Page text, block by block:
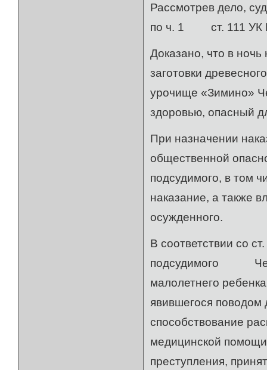
Рассмотрев дело,
по ч. 1 ст. 111 УК
Доказано, что в
заготовки
урочище «Зимино»
здоровью, опасный
При назначении
общественной
подсудимого, в том
наказание, а также
осужденного.
В соответствии со
подсудимого
малолетнего
явившегося поводом
способствование
медицинской
преступления,